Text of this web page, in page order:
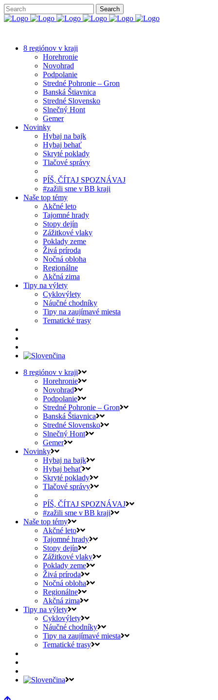
8 regiónov v kraji
Horehronie
Novohrad
Podpolanie
Stredné Pohronie – Gron
Banská Štiavnica
Stredné Slovensko
Slnečný Hont
Gemer
Novinky
Hybaj na bajk
Hybaj behať
Skryté poklady
Tlačové správy
PÍŠ, ČÍTAJ SPOZNÁVAJ
#zažili sme v BB kraji
Naše top témy
Akčné leto
Tajomné hrady
Stopy dejín
Zážitkové vlaky
Poklady zeme
Živá príroda
Nočná obloha
Regionálne
Akčná zima
Tipy na výlety
Cyklovýlety
Náučné chodníky
Tipy na zaujímavé miesta
Tematické trasy
8 regiónov v kraji
Horehronie
Novohrad
Podpolanie
Stredné Pohronie – Gron
Banská Štiavnica
Stredné Slovensko
Slnečný Hont
Gemer
Novinky
Hybaj na bajk
Hybaj behať
Skryté poklady
Tlačové správy
PÍŠ, ČÍTAJ SPOZNÁVAJ
#zažili sme v BB kraji
Naše top témy
Akčné leto
Tajomné hrady
Stopy dejín
Zážitkové vlaky
Poklady zeme
Živá príroda
Nočná obloha
Regionálne
Akčná zima
Tipy na výlety
Cyklovýlety
Náučné chodníky
Tipy na zaujímavé miesta
Tematické trasy